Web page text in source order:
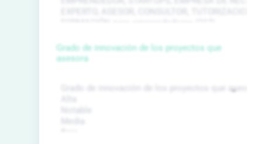
Grado de innovación de los proyectos que
asesora